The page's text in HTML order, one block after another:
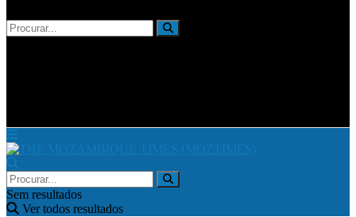
Sem resultados
Ver todos resultados